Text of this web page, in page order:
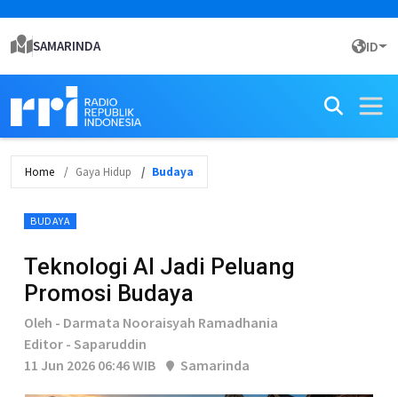
SAMARINDA ID
Home Gaya Hidup Budaya
BUDAYA
Teknologi AI Jadi Peluang
Promosi Budaya
Oleh - Darmata Nooraisyah Ramadhania
Editor - Saparuddin
11 Jun 2026 06:46 WIB
Samarinda